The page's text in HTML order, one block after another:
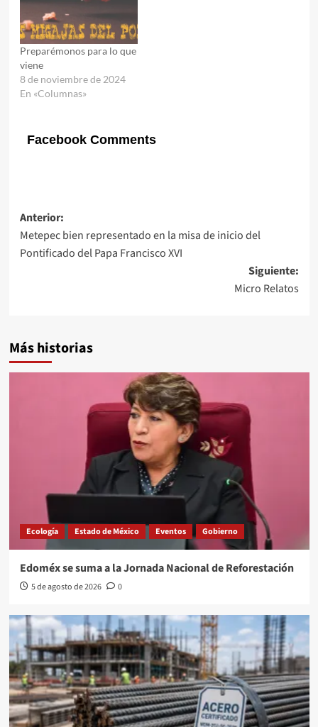
Preparémonos para lo que
viene
8 de noviembre de 2024
En «Columnas»
Facebook Comments
Navegación
de
entradas
Anterior:
Metepec bien representado en la misa de inicio del
Pontificado del Papa Francisco XVI
Siguiente:
Micro Relatos
Más historias
Ecología Estado de México Eventos Gobierno
Edoméx se suma a la Jornada Nacional de Reforestación
5 de agosto de 2026 0